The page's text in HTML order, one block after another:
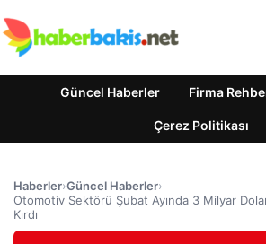
Güncel Haberler Firma
Çerez Politikası
Haberler›Güncel Haberler›
Otomotiv Sektörü Şubat Ayında 3 Milyar
Kırdı